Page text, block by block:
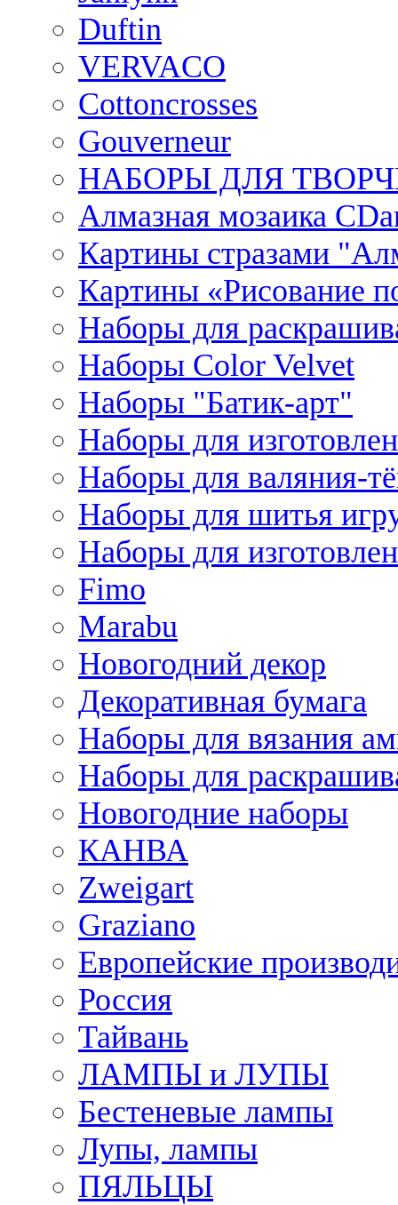
Duftin
VERVACO
Cottoncrosses
Gouverneur
НАБОРЫ ДЛЯ
Алмазная мозаика
Картины стразами
Картины «Рисование
Наборы для
Наборы Сolor Velvet
Наборы "Батик-арт"
Наборы для
Наборы для валяния-
Наборы для шитья
Наборы для
Fimo
Marabu
Новогодний декор
Декоративная бумага
Наборы для вязания
Наборы для
Новогодние наборы
КАНВА
Zweigart
Graziano
Европейские
Россия
Тайвань
ЛАМПЫ и ЛУПЫ
Бестеневые лампы
Лупы, лампы
ПЯЛЬЦЫ